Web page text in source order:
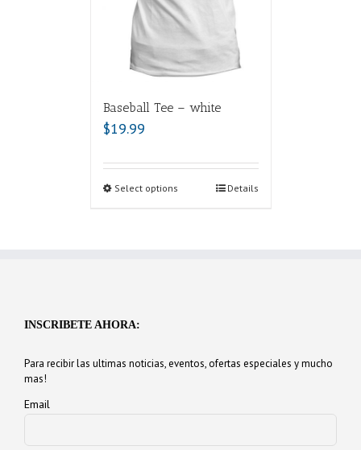
Baseball Tee – white
$19.99
Select options Details
INSCRIBETE AHORA:
Para recibir las ultimas noticias, eventos, ofertas especiales y mucho
mas!
Email